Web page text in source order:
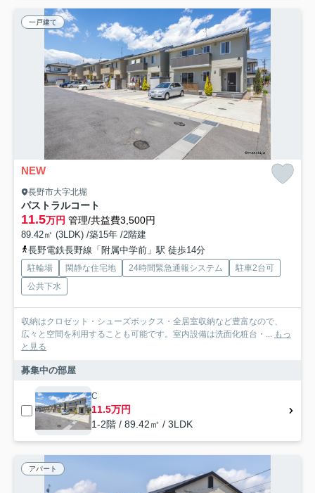
一戸建て
NEW
長野市大字北堀
パストラルコート
11.5万円 管理/共益費3,500円
89.42㎡ (3LDK) /築15年 /2階建
長野電鉄長野線「附属中学前」駅 徒歩14分
駐輪場 閑静な住宅地 24時間緊急通報システム
駐車2台可
公共下水
収納はクロゼット・シューズボックス・全居室収納など豊富なので、
広々と空間を利用することも可能です。室内設備は洗面化粧台・... もっ
と見る
募集中の部屋
C
11.5万円
1-2階 / 89.42㎡ / 3LDK
アパート